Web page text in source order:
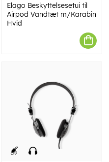
Elago Beskyttelsesetui til
Airpod Vandtæt m/Karabin
Hvid